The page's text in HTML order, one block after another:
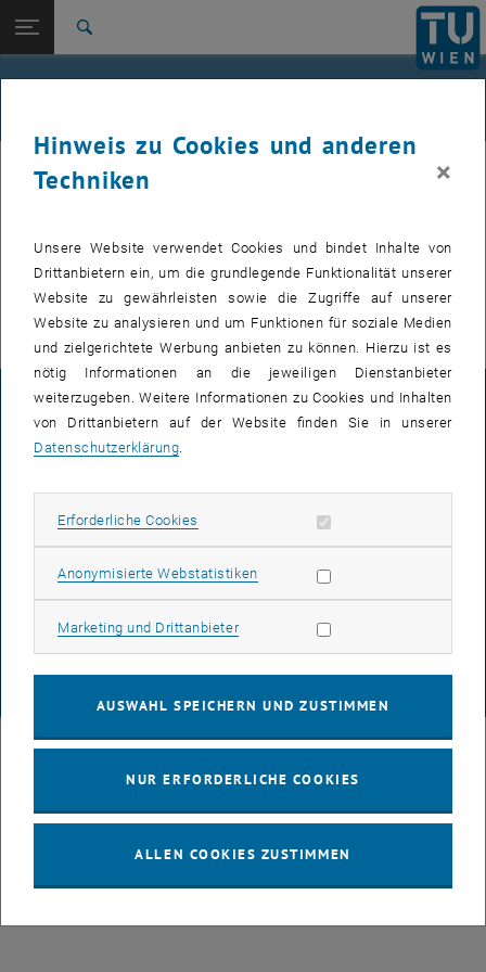
TU Login
Studium
International
Zur 1. Menü Ebene
FemPhys
Zurück: Subseiten von FemPhys auflisten
Zurück zur letzten Ebene:
FemPhys
FemPhys
VERANSTALTUNGEN VOM 14. JULI 2026
Es gibt keine Veranstaltungen in der aktuellen Ansicht.
IMPRESSUM
COOKIEEINSTELLUNGEN
Hinweis zu Cookies und anderen
Techniken
×
Unsere Website verwendet Cookies und bindet Inhalte von
Drittanbietern ein, um die grundlegende Funktionalität unserer
Website zu gewährleisten sowie die Zugriffe auf unserer
Website zu analysieren und um Funktionen für soziale Medien
und zielgerichtete Werbung anbieten zu können. Hierzu ist es
nötig Informationen an die jeweiligen Dienstanbieter
weiterzugeben. Weitere Informationen zu Cookies und Inhalten
von Drittanbietern auf der Website finden Sie in unserer
Datenschutzerklärung.
Erforderliche Cookies Erforderliche Cookies zulassen
Anonymisierte WebstatistikenStatistik Cookies zulassen
Marketing und DrittanbieterMarketing Cookies zulassen
AUSWAHL SPEICHERN UND ZUSTIMMEN
NUR ERFORDERLICHE COOKIES
ALLEN COOKIES ZUSTIMMEN